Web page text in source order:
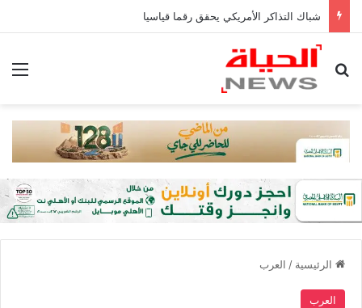
شباك التذاكر الأمريكي يحقق رقما قياسيا
بحث عن
الرئيسية / العرب
العرب